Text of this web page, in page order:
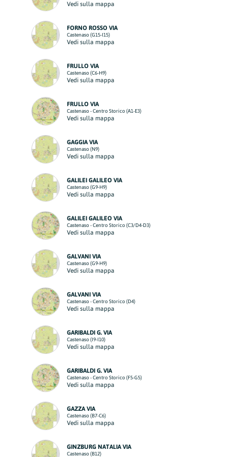
Vedi sulla mappa
FORNO ROSSO VIA
Castenaso (G15-I15)
Vedi sulla mappa
FRULLO VIA
Castenaso (C6-H9)
Vedi sulla mappa
FRULLO VIA
Castenaso - Centro Storico (A1-E3)
Vedi sulla mappa
GAGGIA VIA
Castenaso (N9)
Vedi sulla mappa
GALILEI GALILEO VIA
Castenaso (G9-H9)
Vedi sulla mappa
GALILEI GALILEO VIA
Castenaso - Centro Storico (C3/D4-D3)
Vedi sulla mappa
GALVANI VIA
Castenaso (G9-H9)
Vedi sulla mappa
GALVANI VIA
Castenaso - Centro Storico (D4)
Vedi sulla mappa
GARIBALDI G. VIA
Castenaso (I9-I10)
Vedi sulla mappa
GARIBALDI G. VIA
Castenaso - Centro Storico (F5-G5)
Vedi sulla mappa
GAZZA VIA
Castenaso (B7-C6)
Vedi sulla mappa
GINZBURG NATALIA VIA
Castenaso (B12)